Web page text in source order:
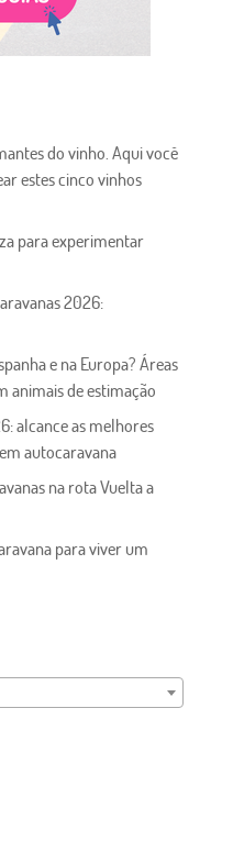
do vinho. Aqui você
estes cinco vinhos
para experimentar
2026:
e na Europa? Áreas
animais de estimação
alcance as melhores
autocaravana
na rota Vuelta a
para viver um